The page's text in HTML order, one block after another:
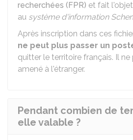
recherchées (FPR) et fait
au système d'information
Après inscription dans ces
ne peut plus passer un
quitter le territoire français. Il
amené à l'étranger.
Pendant combien de
elle valable ?